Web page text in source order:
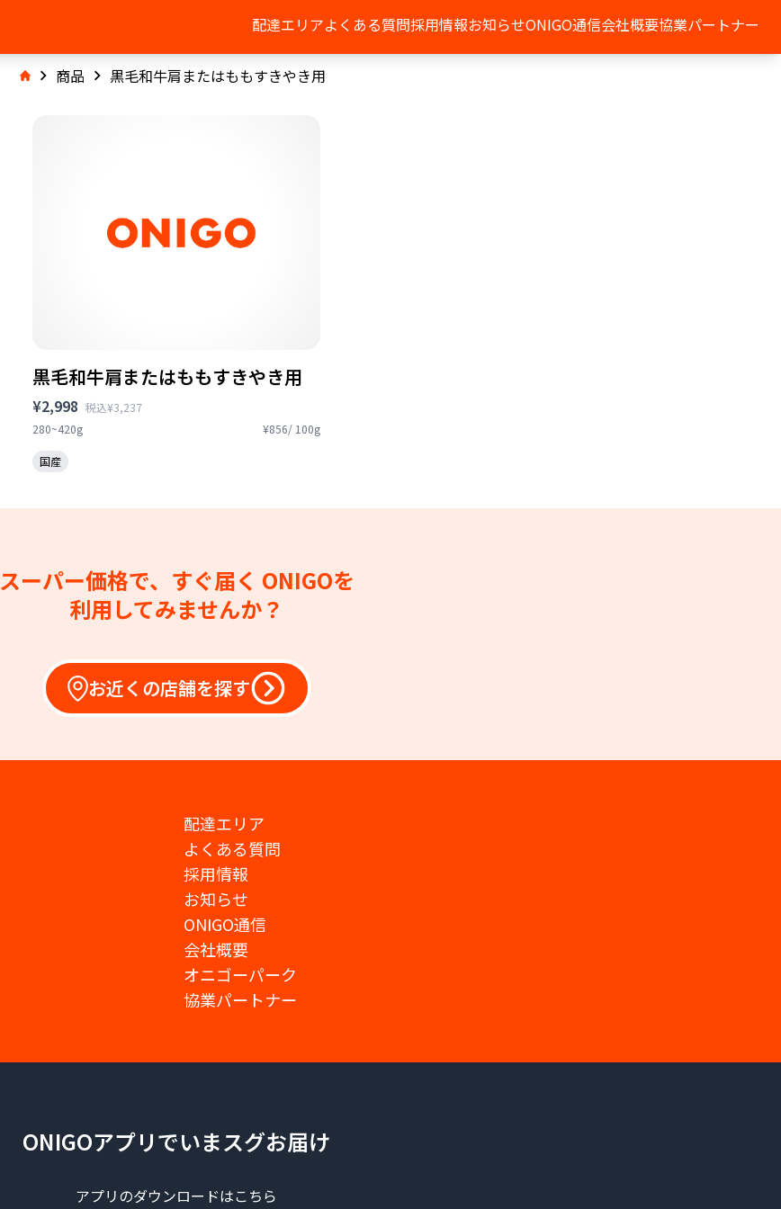
配達エリアよくある質問採用情報お知らせONIGO通信会社概要協業パートナー
商品 黒毛和牛肩またはももすきやき用
黒毛和牛肩またはももすきやき用
¥2,998 税込¥3,237
280~420g
¥856/ 100g
国産
スーパー価格で、すぐ届く ONIGOを
利用してみませんか？
お近くの店舗を探す
配達エリア
よくある質問
採用情報
お知らせ
ONIGO通信
会社概要
オニゴーパーク
協業パートナー
ONIGOアプリでいまスグお届け
アプリのダウンロードはこちら